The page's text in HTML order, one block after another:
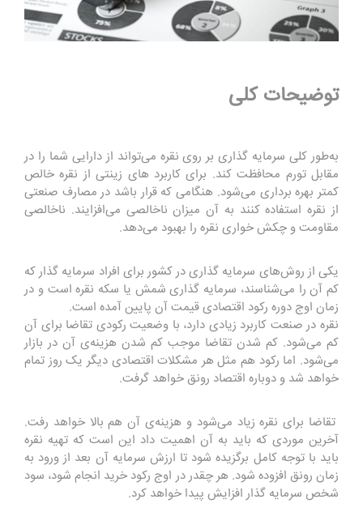
توضیحات کلی
به‌طور کلی سرمایه گذاری بر روی نقره می‌تواند از دارایی شما را در
مقابل تورم محافظت کند. برای کاربرد های زینتی از نقره خالص
کمتر بهره برداری می‌شود‌. هنگامی که قرار باشد در مصارف صنعتی
از نقره استفاده کنند به آن میزان ناخالصی می‌افزایند. ناخالصی
مقاومت و چکش خواری نقره را بهبود می‌دهد.
یکی از روش‌های سرمایه گذاری در کشور برای افراد سرمایه گذار که
کم آن را می‌شناسند، سرمایه گذاری شمش یا سکه نقره است و در
زمان اوج دوره رکود اقتصادی قیمت آن پایین آمده‌ است.
نقره در صنعت کاربرد زیادی دارد، با وضعیت رکودی تقاضا برای آن
کم می‌شود. کم شدن تقاضا موجب کم شدن هزینه‌ی آن در بازار
می‌شود. اما رکود هم مثل هر مشکلات اقتصادی دیگر یک روز تمام
خواهد شد و دوباره اقتصاد رونق خواهد گرفت.
تقاضا برای نقره زیاد می‌شود و هزینه‌ی آن هم بالا خواهد رفت.
آخرین موردی که باید به آن اهمیت داد این است که تهیه نقره
باید با توجه کامل برگزیده شود تا ارزش سرمایه آن بعد از ورود به
زمان رونق افزوده شود. هر چقدر در اوج رکود خرید انجام شود، سود
شخص سرمایه گذار افزایش پیدا خواهد کرد.